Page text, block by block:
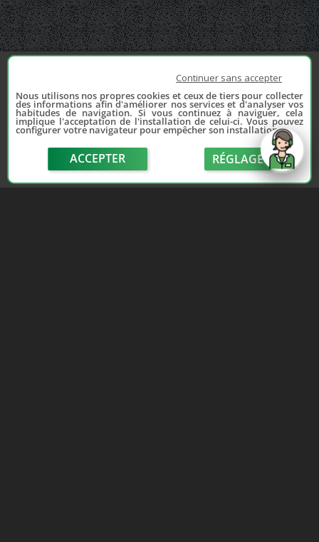
Continuer sans accepter
Nous utilisons nos propres cookies et ceux de tiers pour collecter
des informations afin d'améliorer nos services et d'analyser vos
habitudes de navigation. Si vous continuez à naviguer, cela
implique l'acceptation de l'installation de celui-ci. Vous pouvez
configurer votre navigateur pour empêcher son installation.
ACCEPTER RÉGLAGE